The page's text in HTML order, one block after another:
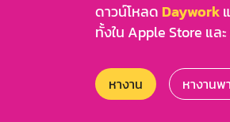
ดาวน์โหลด Daywork
ทั้งใน Apple Store แล
หางาน หางานพ